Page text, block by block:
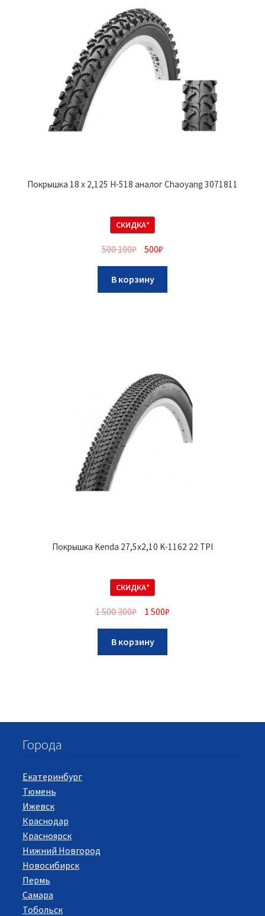
Покрышка 18 х 2,125 H-518 аналог Chaoyang 3071811
СКИДКА*
500 100₽ 500₽
В корзину
Покрышка Kenda 27,5х2,10 K-1162 22 TPI
СКИДКА*
1 500 300₽ 1 500₽
В корзину
Города
Екатеринбург
Тюмень
Ижевск
Краснодар
Красноярск
Нижний Новгород
Новосибирск
Пермь
Самара
Тобольск